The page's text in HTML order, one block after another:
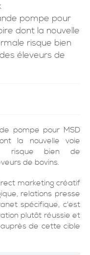
pompe pour
dont la nouvelle
risque bien
éleveurs de
pompe pour MSD
la nouvelle voie
risque bien de
de bovins.
marketing créatif
relations presse
spécifique, c'est
plutôt réussie et
de cette cible